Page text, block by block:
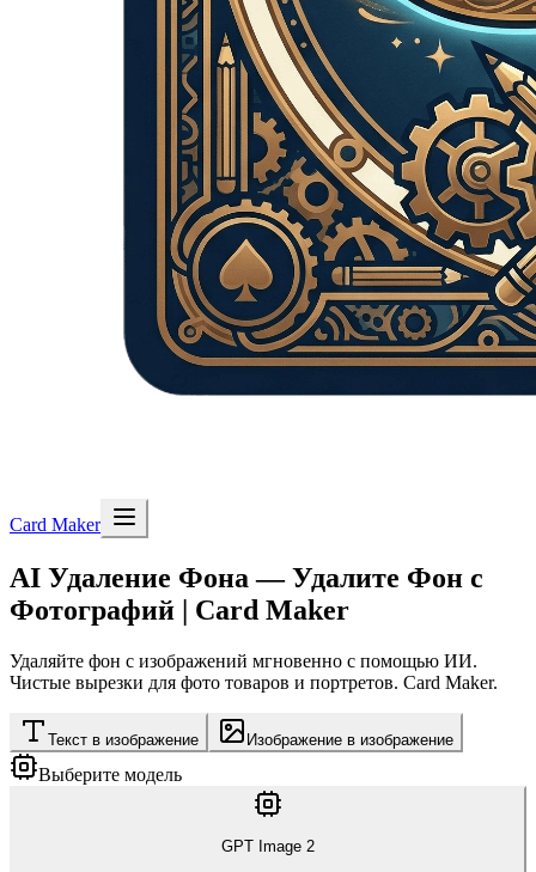
Card Maker
AI Удаление Фона — Удалите Фон с
Фотографий | Card Maker
Удаляйте фон с изображений мгновенно с помощью ИИ.
Чистые вырезки для фото товаров и портретов. Card Maker.
Текст в изображение Изображение в изображение
Выберите модель
GPT Image 2